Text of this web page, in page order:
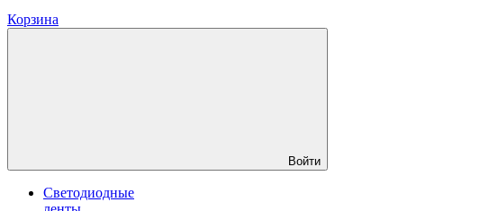
Корзина
Войти
Светодиодные